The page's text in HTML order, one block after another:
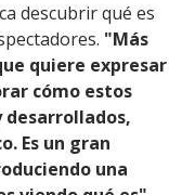
descubrir qué es
"Más
quiere expresar
cómo estos
desarrollados,
Es un gran
una